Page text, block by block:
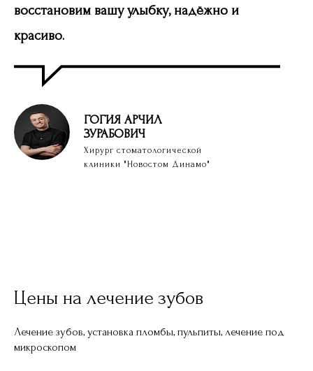
восстановим вашу улыбку, надёжно и
красиво.
ГОГИЯ АРЧИЛ
ЗУРАБОВИЧ
Хирург стоматологической
клиники "Новостом Динамо"
Цены на лечение зубов
Лечение зубов, установка пломбы, пульпиты, лечение под
микроскопом